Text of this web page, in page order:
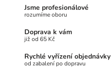
Jsme profesionálové
rozumíme oboru
Doprava k vám
již od 65 Kč
Rychlé vyřízení objednávky
od zabalení po dopravu